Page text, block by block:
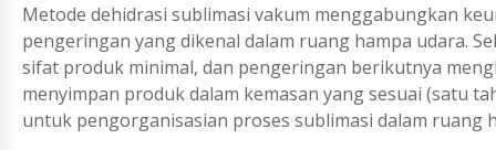
Metode dehidrasi sublimasi vakum menggabungkan
pengeringan yang dikenal dalam ruang hampa udara.
sifat produk minimal, dan pengeringan berikutnya
menyimpan produk dalam kemasan yang sesuai (satu
untuk pengorganisasian proses sublimasi dalam ruang